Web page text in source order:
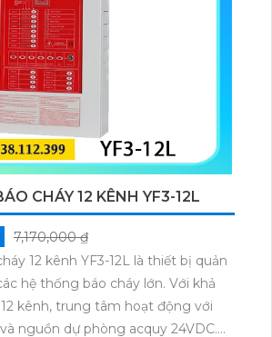
CHÁY 12 KÊNH YF3-12L
7,170,000 ₫
12 kênh YF3-12L là thiết bị quản
hệ thống báo cháy lớn. Với khả
kênh, trung tâm hoạt động với
nguồn dự phòng acquy 24VDC.